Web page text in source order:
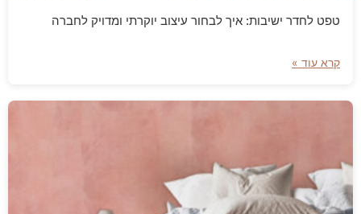
טפט לחדר ישיבות: איך לבחור עיצוב יוקרתי ומדויק לחברה
קרא עוד »